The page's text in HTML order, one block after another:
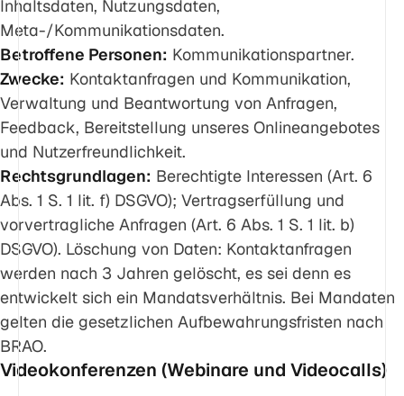
Inhaltsdaten, Nutzungsdaten,
Meta-/Kommunikationsdaten.
Betroffene Personen: Kommunikationspartner.
Zwecke: Kontaktanfragen und Kommunikation,
Verwaltung und Beantwortung von Anfragen,
Feedback, Bereitstellung unseres Onlineangebotes
und Nutzerfreundlichkeit.
Rechtsgrundlagen: Berechtigte Interessen (Art. 6
Abs. 1 S. 1 lit. f) DSGVO); Vertragserfüllung und
vorvertragliche Anfragen (Art. 6 Abs. 1 S. 1 lit. b)
DSGVO). Löschung von Daten: Kontaktanfragen
werden nach 3 Jahren gelöscht, es sei denn es
entwickelt sich ein Mandatsverhältnis. Bei Mandaten
gelten die gesetzlichen Aufbewahrungsfristen nach
BRAO.
Videokonferenzen (Webinare und Videocalls)